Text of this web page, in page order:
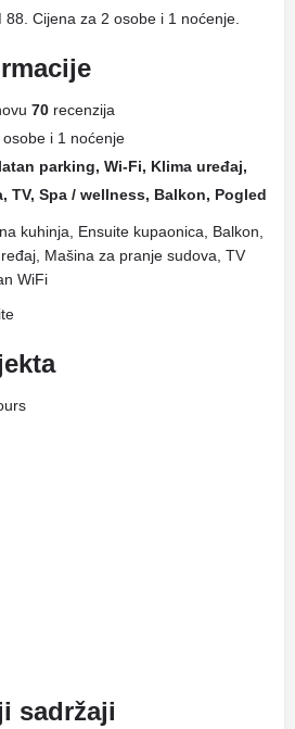
Cijena za 2 osobe i 1 noćenje.
70 recenzija
osobe i 1 noćenje
parking, Wi-Fi, Klima uređaj,
TV, Spa / wellness, Balkon, Pogled
kuhinja, Ensuite kupaonica, Balkon,
Mašina za pranje sudova, TV
WiFi
sadržaji